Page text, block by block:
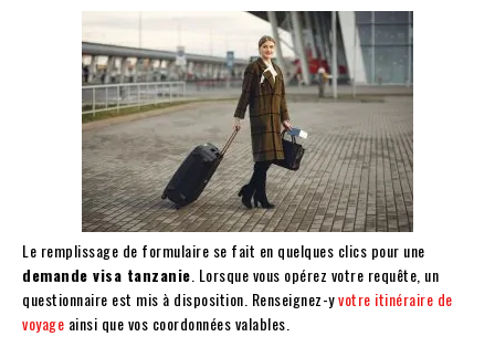
Le remplissage de formulaire se fait en quelques clics pour une
demande visa tanzanie . Lorsque vous opérez votre requête, un
questionnaire est mis à disposition. Renseignez-yvotre itinéraire de
voyage ainsi que vos coordonnées valables.